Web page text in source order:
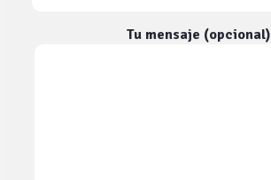
Tu mensaje (opcional)